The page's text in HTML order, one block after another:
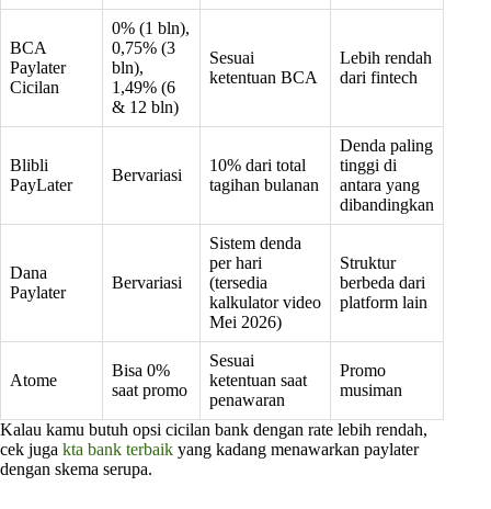
BCA
Paylater
Cicilan
0% (1 bln),
0,75% (3
bln),
1,49% (6
& 12 bln)
Sesuai
ketentuan BCA
Lebih rendah
dari fintech
Blibli
PayLater
Bervariasi
10% dari total
tagihan bulanan
Denda paling
tinggi di
antara yang
dibandingkan
Dana
Paylater
Bervariasi
Sistem denda
per hari
(tersedia
kalkulator video
Mei 2026)
Struktur
berbeda dari
platform lain
Atome
Bisa 0%
saat promo
Sesuai
ketentuan saat
penawaran
Promo
musiman
Kalau kamu butuh opsi cicilan bank dengan rate lebih rendah,
cek juga kta bank terbaik yang kadang menawarkan paylater
dengan skema serupa.